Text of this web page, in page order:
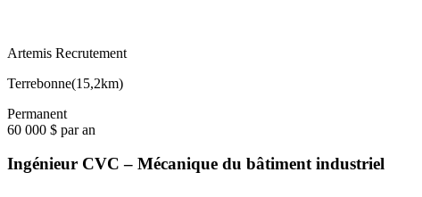
Artemis Recrutement
Terrebonne(15,2km)
Permanent
60 000 $ par an
Ingénieur CVC – Mécanique du bâtiment industriel